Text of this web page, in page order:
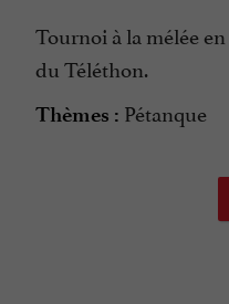
Tournoi à la mélée
du Téléthon.
Thèmes : Pétanque